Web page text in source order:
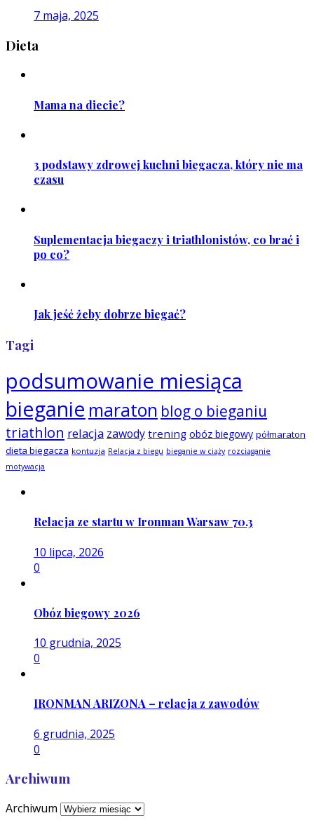
7 maja, 2025
Dieta
Mama na diecie?
3 podstawy zdrowej kuchni biegacza, który nie ma
czasu
Suplementacja biegaczy i triathlonistów, co brać i
po co?
Jak jeść żeby dobrze biegać?
Tagi
podsumowanie miesiąca
bieganie maraton blog o bieganiu
triathlon relacja zawody trening obóz biegowy półmaraton
dieta biegacza kontuzja Relacja z biegu bieganie w ciąży rozciąganie
motywacja
Relacja ze startu w Ironman Warsaw 70.3
10 lipca, 2026
0
Obóz biegowy 2026
10 grudnia, 2025
0
IRONMAN ARIZONA – relacja z zawodów
6 grudnia, 2025
0
Archiwum
Archiwum